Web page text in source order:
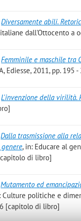
Diversamente abili.
dall'Ottocento a
Femminile e maschile tra
Ediesse, 2011, pp.
L'invenzione della virilità.
Dalla trasmissione alla
, in: Educare al
di libro]
Mutamento ed
Culture politiche e
[capitolo di libro]